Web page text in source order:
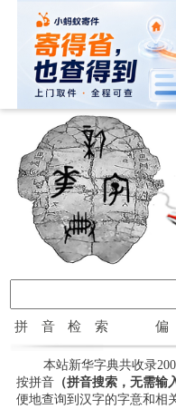
拼音检索
本站新华字典共收录
按拼音（拼音搜索，无需输
便地查询到汉字的字意和相